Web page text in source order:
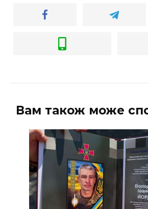
Вам також може